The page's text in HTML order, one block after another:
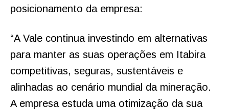
posicionamento da empresa:
“A Vale continua investindo em alternativas
para manter as suas operações em Itabira
competitivas, seguras, sustentáveis e
alinhadas ao cenário mundial da mineração.
A empresa estuda uma otimização da sua